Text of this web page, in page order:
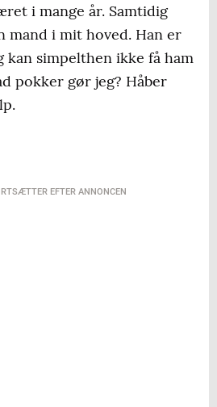
i mange år. Samtidig
mand i mit hoved. Han er
kan simpelthen ikke få ham
pokker gør jeg? Håber
EFTER ANNONCEN